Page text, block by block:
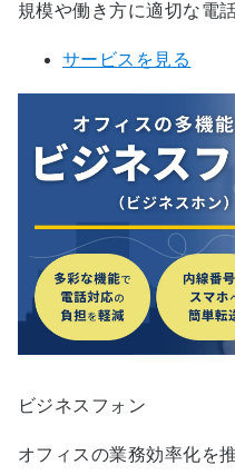
規模や働き方に適切な電
サービスを見る
ビジネスフォン
オフィスの業務効率化を